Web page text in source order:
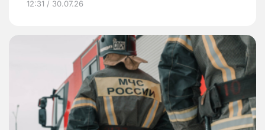
12:31 / 30.07.26